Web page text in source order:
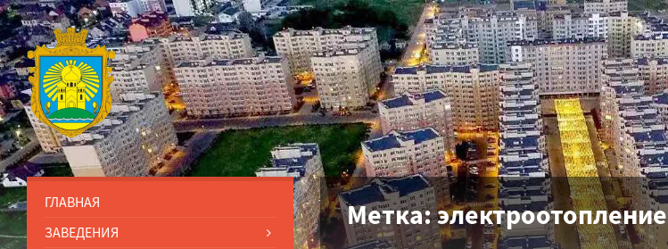
Метка:электроотопление
ГЛАВНАЯ
ЗАВЕДЕНИЯ